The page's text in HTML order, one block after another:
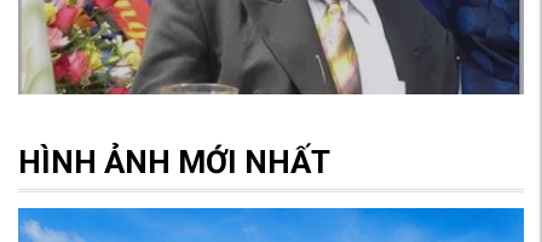
HÌNH ẢNH MỚI NHẤT